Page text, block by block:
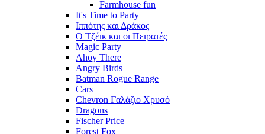
Farmhouse fun
It's Time to Party
Ιππότης και Δράκος
Ο Τζέικ και οι Πειρατές
Magic Party
Ahoy There
Angry Birds
Batman Rogue Range
Cars
Chevron Γαλάζιο Χρυσό
Dragons
Fischer Price
Forest Fox